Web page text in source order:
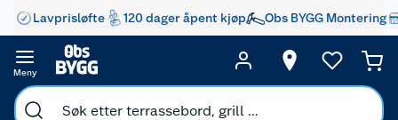
Lavprisløfte 120 dager åpent kjøp Obs BYGG Montering
Meny